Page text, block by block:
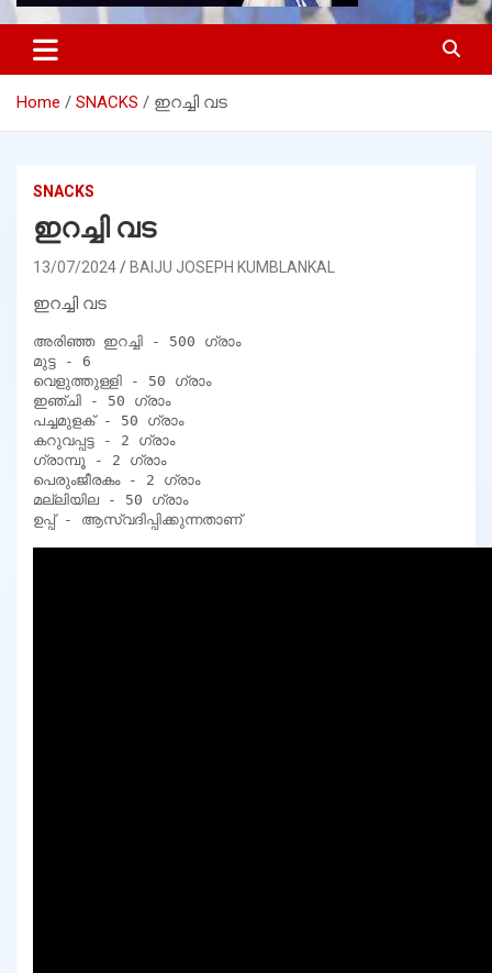
Home SNACKS ഇറച്ചി വട
SNACKS
ഇറച്ചി വട
13/07/2024 BAIJU JOSEPH KUMBLANKAL
ഇറച്ചി വട
അരിഞ്ഞ ഇറച്ചി - 500 ഗ്രാം
മുട്ട - 6
വെളുത്തുള്ളി - 50 ഗ്രാം
ഇഞ്ചി - 50 ഗ്രാം
പച്ചമുളക് - 50 ഗ്രാം
കറുവപ്പട്ട - 2 ഗ്രാം
ഗ്രാമ്പൂ - 2 ഗ്രാം
പെരുംജീരകം - 2 ഗ്രാം
മല്ലിയില - 50 ഗ്രാം
ഉപ്പ് - ആസ്വദിപ്പിക്കുന്നതാണ്